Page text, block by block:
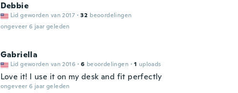
Debbie
Lid geworden van 2017 · 32 beoordelingen
ongeveer 6 jaar geleden
Gabriella
Lid geworden van 2016 · 6 beoordelingen · 1 uploads
Love it! I use it on my desk and fit perfectly
ongeveer 6 jaar geleden